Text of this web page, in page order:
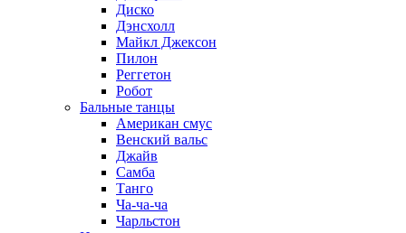
Диско
Дэнсхолл
Майкл Джексон
Пилон
Реггетон
Робот
Бальные танцы
Американ смус
Венский вальс
Джайв
Самба
Танго
Ча-ча-ча
Чарльстон